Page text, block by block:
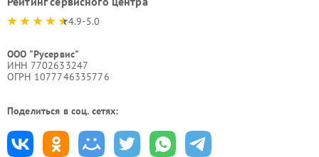
4.9-5.0
ООО "Русервис"
ИНН 7702633247
ОГРН 1077746335776
Поделиться в соц. сетях: